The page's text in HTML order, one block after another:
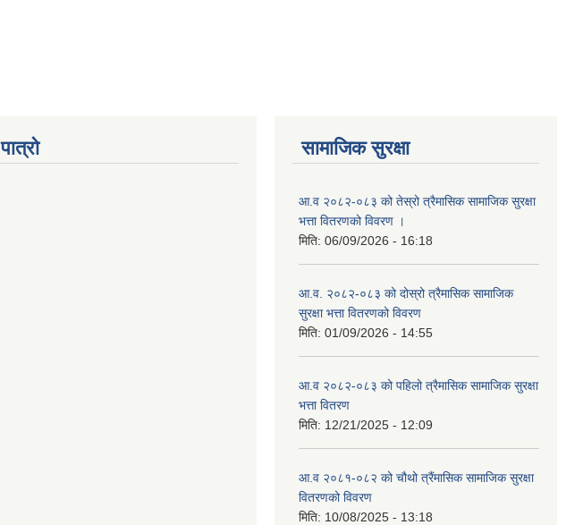
पात्रो सामाजिक सुरक्षा
आ.व २०८२-०८३ को तेस्रो त्रैमासिक सामाजिक सुरक्षा
भत्ता वितरणको विवरण ।
मिति: 06/09/2026 - 16:18
आ.व. २०८२-०८३ को दोस्रो त्रैमासिक सामाजिक
सुरक्षा भत्ता वितरणको विवरण
मिति: 01/09/2026 - 14:55
आ.व २०८२-०८३ को पहिलो त्रैमासिक सामाजिक सुरक्षा
भत्ता वितरण
मिति: 12/21/2025 - 12:09
आ.व २०८१-०८२ को चौथो त्रैंमासिक सामाजिक सुरक्षा
वितरणको विवरण
मिति: 10/08/2025 - 13:18